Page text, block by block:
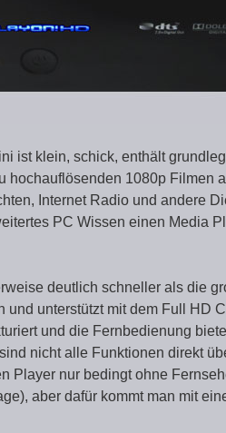
ist klein, schick, enthält
hochauflösenden 1080p Filmen
Internet Radio und andere
PC Wissen einen Media
deutlich schneller als die
und unterstützt mit dem Full HD
und die Fernbedienung
nicht alle Funktionen direkt
Player nur bedingt ohne
aber dafür kommt man mit